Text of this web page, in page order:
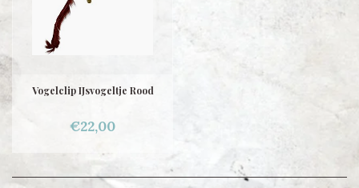
Vogelclip IJsvogeltje Rood
€22,00